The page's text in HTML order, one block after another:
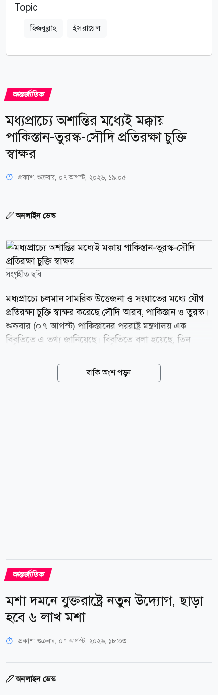
Topic
হিজবুল্লাহ ইসরায়েল
আন্তর্জাতিক
মধ্যপ্রাচ্যে অশান্তির মধ্যেই মক্কায়
পাকিস্তান-তুরস্ক-সৌদি প্রতিরক্ষা চুক্তি
স্বাক্ষর
প্রকাশ: শুক্রবার, ০৭ আগস্ট, ২০২৬, ১৯:০৫
অনলাইন ডেস্ক
সংগৃহীত ছবি
মধ্যপ্রাচ্যে চলমান সামরিক উত্তেজনা ও সংঘাতের মধ্যে যৌথ
প্রতিরক্ষা চুক্তি স্বাক্ষর করেছে সৌদি আরব, পাকিস্তান ও তুরস্ক।
শুক্রবার (০৭ আগস্ট) পাকিস্তানের পররাষ্ট্র মন্ত্রণালয় এক
বিবৃতিতে এ তথ্য জানিয়েছে। বিবৃতিতে বলা হয়েছে, তিন
ওপর হামলা হিসেবে বিবেচনা করা হবে। আঞ্চলিক ও
আন্তর্জাতিক পর্যায়ে শান্তি, নিরাপত্তা ও স্থিতিশীলতা জোরদার
বাকি অংশ পড়ুন
আন্তর্জাতিক
মশা দমনে যুক্তরাষ্ট্রে নতুন উদ্যোগ, ছাড়া
হবে ৬ লাখ মশা
প্রকাশ: শুক্রবার, ০৭ আগস্ট, ২০২৬, ১৮:০৩
অনলাইন ডেস্ক